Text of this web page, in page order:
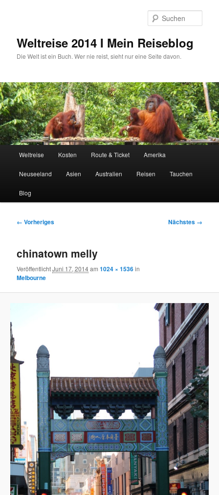
Weltreise 2014 I Mein Reiseblog
Die Welt ist ein Buch. Wer nie reist, sieht nur eine Seite davon.
Weltreise Kosten Route & Ticket Amerika
Neuseeland Asien Australien Reisen Tauchen
Blog
Bilder-
← Vorheriges Nächstes →
chinatown melly
VeröffentlichtJuni 17, 2014am1024 × 1536in
Melbourne